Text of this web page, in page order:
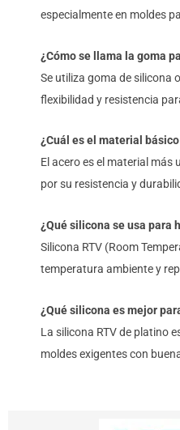
especialmente en moldes
¿Cómo se llama la goma
Se utiliza goma de silicona
flexibilidad y resistencia
¿Cuál es el material
El acero es el material más
por su resistencia y
¿Qué silicona se usa para
Silicona RTV (Room
temperatura ambiente y
¿Qué silicona es mejor
La silicona RTV de platino
moldes exigentes con